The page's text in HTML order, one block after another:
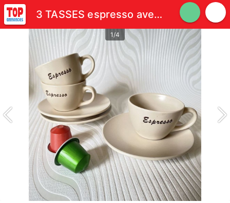
3 TASSES espresso avec SOUS-TASSES ~ Maisons du Monde
1/4